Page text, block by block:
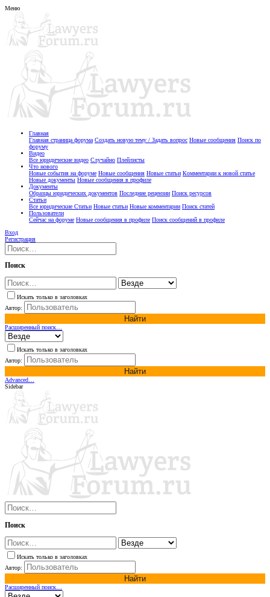
Меню
Главная
Главная страница форума Создать новую тему / Задать вопрос Новые сообщения Поиск по
форуму
Видео
Все юридические видео Случайно Плейлисты
Что нового
Новые события на форуме Новые сообщения Новые статьи Комментарии к новой статье
Новые документы Новые сообщения в профиле
Документы
Образцы юридических документов Последние рецензии Поиск ресурсов
Статьи
Все юридические Статьи Новые статьи Новые комментарии Поиск статей
Пользователи
Сейчас на форуме Новые сообщения в профиле Поиск сообщений в профиле
Вход
Регистрация
Поиск
Искать только в заголовках
Автор:
Найти
Расширенный поиск…
Искать только в заголовках
Автор:
Найти
Advanced…
Sidebar
Поиск
Искать только в заголовках
Автор:
Найти
Расширенный поиск…